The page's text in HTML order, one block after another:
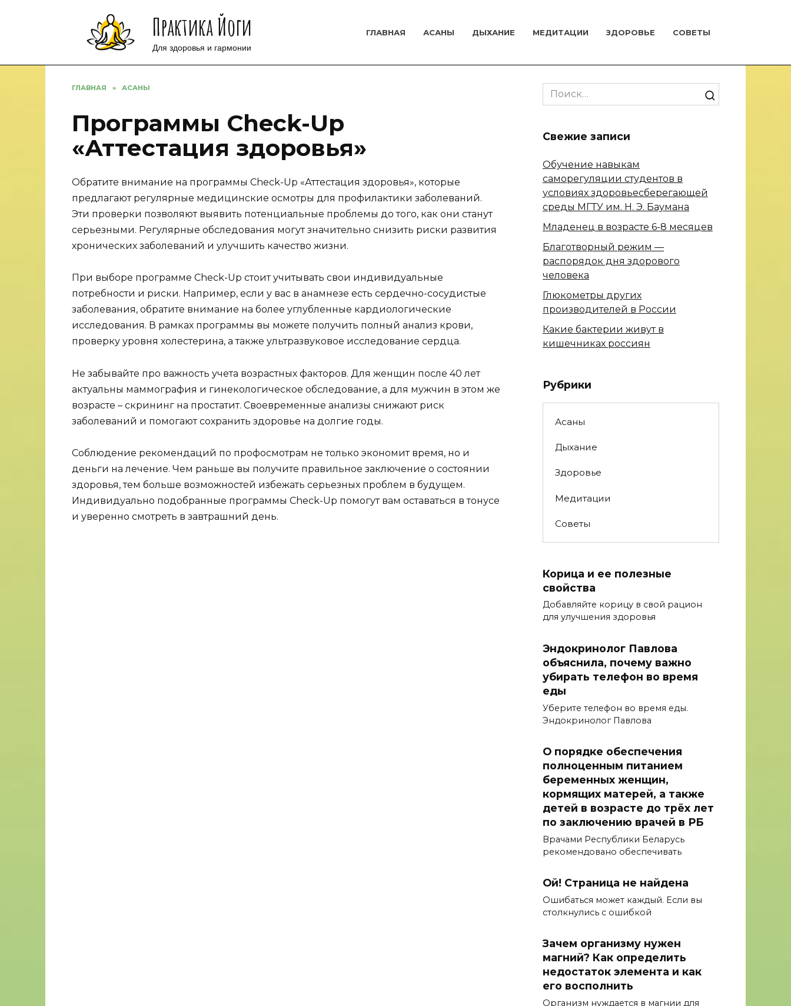
Практика Йоги
Для здоровья и гармонии
ГЛАВНАЯ АСАНЫ ДЫХАНИЕ МЕДИТАЦИИ ЗДОРОВЬЕ СОВЕТЫ
ГЛАВНАЯ » АСАНЫ
Программы Check-Up
«Аттестация здоровья»
Обратите внимание на программы Check-Up «Аттестация здоровья», которые
предлагают регулярные медицинские осмотры для профилактики заболеваний.
Эти проверки позволяют выявить потенциальные проблемы до того, как они станут
серьезными. Регулярные обследования могут значительно снизить риски развития
хронических заболеваний и улучшить качество жизни.
При выборе программе Check-Up стоит учитывать свои индивидуальные
потребности и риски. Например, если у вас в анамнезе есть сердечно-сосудистые
заболевания, обратите внимание на более углубленные кардиологические
исследования. В рамках программы вы можете получить полный анализ крови,
проверку уровня холестерина, а также ультразвуковое исследование сердца.
Не забывайте про важность учета возрастных факторов. Для женщин после 40 лет
актуальны маммография и гинекологическое обследование, а для мужчин в этом же
возрасте – скрининг на простатит. Своевременные анализы снижают риск
заболеваний и помогают сохранить здоровье на долгие годы.
Соблюдение рекомендаций по профосмотрам не только экономит время, но и
деньги на лечение. Чем раньше вы получите правильное заключение о состоянии
здоровья, тем больше возможностей избежать серьезных проблем в будущем.
Индивидуально подобранные программы Check-Up помогут вам оставаться в тонусе
и уверенно смотреть в завтрашний день.
Search
for:
Свежие записи
Обучение навыкам
саморегуляции студентов в
условиях здоровьесберегающей
среды МГТУ им. Н. Э. Баумана
Младенец в возрасте 6-8 месяцев
Благотворный режим —
распорядок дня здорового
человека
Глюкометры других
производителей в России
Какие бактерии живут в
кишечниках россиян
Рубрики
Асаны
Дыхание
Здоровье
Медитации
Советы
Корица и ее полезные
свойства
Добавляйте корицу в свой рацион
для улучшения здоровья
Эндокринолог Павлова
объяснила, почему важно
убирать телефон во время
еды
Уберите телефон во время еды.
Эндокринолог Павлова
О порядке обеспечения
полноценным питанием
беременных женщин,
кормящих матерей, а также
детей в возрасте до трёх лет
по заключению врачей в РБ
Врачами Республики Беларусь
рекомендовано обеспечивать
Ой! Страница не найдена
Ошибаться может каждый. Если вы
столкнулись с ошибкой
Зачем организму нужен
магний? Как определить
недостаток элемента и как
его восполнить
Организм нуждается в магнии для